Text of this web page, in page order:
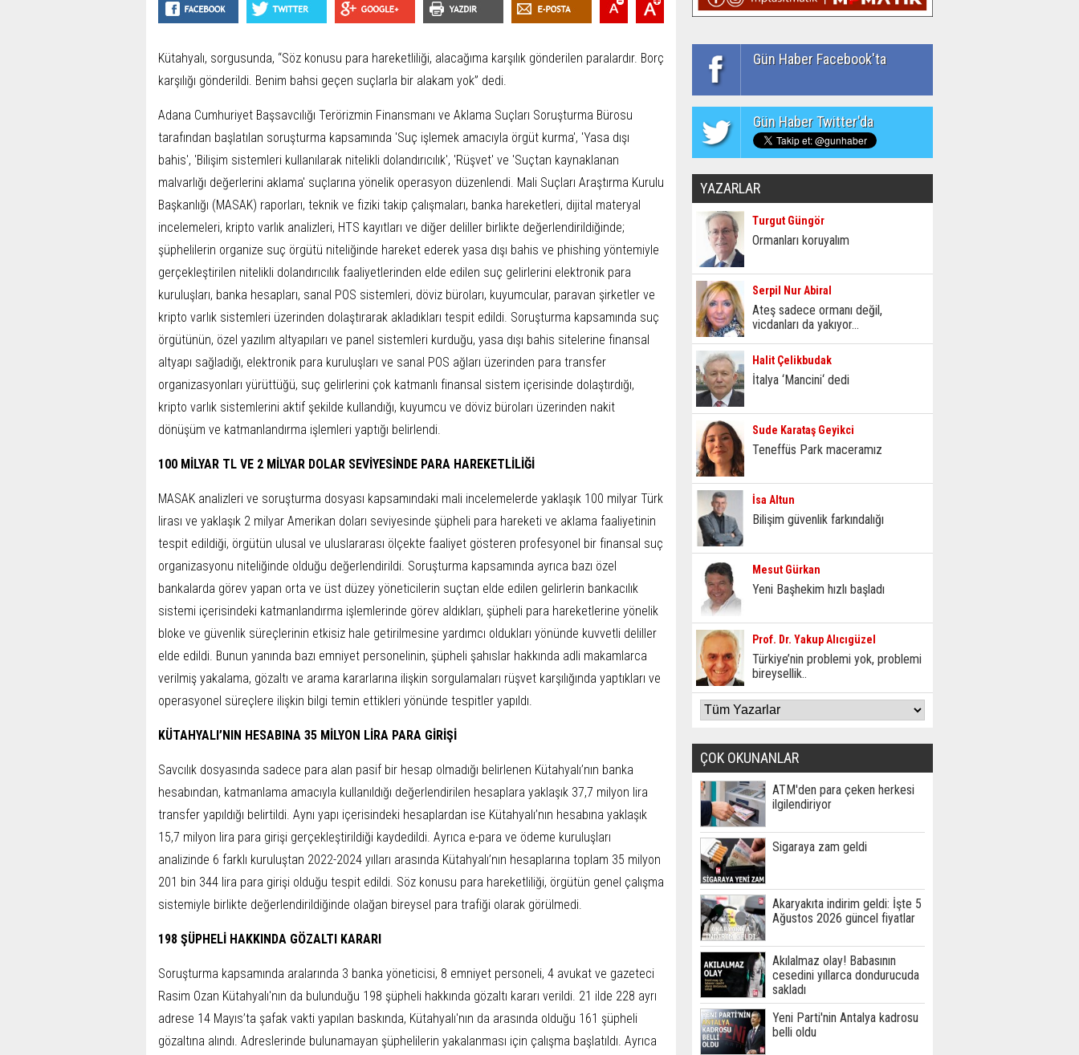
Kütahyalı, sorgusunda, “Söz konusu para hareketliliği, alacağıma karşılık gönderilen paralardır. Borç
karşılığı gönderildi. Benim bahsi geçen suçlarla bir alakam yok” dedi.
Adana Cumhuriyet Başsavcılığı Terörizmin Finansmanı ve Aklama Suçları Soruşturma Bürosu
tarafından başlatılan soruşturma kapsamında 'Suç işlemek amacıyla örgüt kurma', 'Yasa dışı
bahis', 'Bilişim sistemleri kullanılarak nitelikli dolandırıcılık', 'Rüşvet' ve 'Suçtan kaynaklanan
malvarlığı değerlerini aklama' suçlarına yönelik operasyon düzenlendi. Mali Suçları Araştırma Kurulu
Başkanlığı (MASAK) raporları, teknik ve fiziki takip çalışmaları, banka hareketleri, dijital materyal
incelemeleri, kripto varlık analizleri, HTS kayıtları ve diğer deliller birlikte değerlendirildiğinde;
şüphelilerin organize suç örgütü niteliğinde hareket ederek yasa dışı bahis ve phishing yöntemiyle
gerçekleştirilen nitelikli dolandırıcılık faaliyetlerinden elde edilen suç gelirlerini elektronik para
kuruluşları, banka hesapları, sanal POS sistemleri, döviz büroları, kuyumcular, paravan şirketler ve
kripto varlık sistemleri üzerinden dolaştırarak akladıkları tespit edildi. Soruşturma kapsamında suç
örgütünün, özel yazılım altyapıları ve panel sistemleri kurduğu, yasa dışı bahis sitelerine finansal
altyapı sağladığı, elektronik para kuruluşları ve sanal POS ağları üzerinden para transfer
organizasyonları yürüttüğü, suç gelirlerini çok katmanlı finansal sistem içerisinde dolaştırdığı,
kripto varlık sistemlerini aktif şekilde kullandığı, kuyumcu ve döviz büroları üzerinden nakit
dönüşüm ve katmanlandırma işlemleri yaptığı belirlendi.
100 MİLYAR TL VE 2 MİLYAR DOLAR SEVİYESİNDE PARA HAREKETLİLİĞİ
MASAK analizleri ve soruşturma dosyası kapsamındaki mali incelemelerde yaklaşık 100 milyar Türk
lirası ve yaklaşık 2 milyar Amerikan doları seviyesinde şüpheli para hareketi ve aklama faaliyetinin
tespit edildiği, örgütün ulusal ve uluslararası ölçekte faaliyet gösteren profesyonel bir finansal suç
organizasyonu niteliğinde olduğu değerlendirildi. Soruşturma kapsamında ayrıca bazı özel
bankalarda görev yapan orta ve üst düzey yöneticilerin suçtan elde edilen gelirlerin bankacılık
sistemi içerisindeki katmanlandırma işlemlerinde görev aldıkları, şüpheli para hareketlerine yönelik
bloke ve güvenlik süreçlerinin etkisiz hale getirilmesine yardımcı oldukları yönünde kuvvetli deliller
elde edildi. Bunun yanında bazı emniyet personelinin, şüpheli şahıslar hakkında adli makamlarca
verilmiş yakalama, gözaltı ve arama kararlarına ilişkin sorgulamaları rüşvet karşılığında yaptıkları ve
operasyonel süreçlere ilişkin bilgi temin ettikleri yönünde tespitler yapıldı.
KÜTAHYALI’NIN HESABINA 35 MİLYON LİRA PARA GİRİŞİ
Savcılık dosyasında sadece para alan pasif bir hesap olmadığı belirlenen Kütahyalı’nın banka
hesabından, katmanlama amacıyla kullanıldığı değerlendirilen hesaplara yaklaşık 37,7 milyon lira
transfer yapıldığı belirtildi. Aynı yapı içerisindeki hesaplardan ise Kütahyalı’nın hesabına yaklaşık
15,7 milyon lira para girişi gerçekleştirildiği kaydedildi. Ayrıca e-para ve ödeme kuruluşları
analizinde 6 farklı kuruluştan 2022-2024 yılları arasında Kütahyalı’nın hesaplarına toplam 35 milyon
201 bin 344 lira para girişi olduğu tespit edildi. Söz konusu para hareketliliği, örgütün genel çalışma
sistemiyle birlikte değerlendirildiğinde olağan bireysel para trafiği olarak görülmedi.
198 ŞÜPHELİ HAKKINDA GÖZALTI KARARI
Soruşturma kapsamında aralarında 3 banka yöneticisi, 8 emniyet personeli, 4 avukat ve gazeteci
Rasim Ozan Kütahyalı'nın da bulunduğu 198 şüpheli hakkında gözaltı kararı verildi. 21 ilde 228 ayrı
adrese 14 Mayıs’ta şafak vakti yapılan baskında, Kütahyalı'nın da arasında olduğu 161 şüpheli
gözaltına alındı. Adreslerinde bulunamayan şüphelilerin yakalanması için çalışma başlatıldı. Ayrıca
Gün Haber Facebook'ta
Gün Haber Twitter'da
YAZARLAR
Turgut Güngör
Ormanları koruyalım
Serpil Nur Abiral
Ateş sadece ormanı değil,
vicdanları da yakıyor...
Halit Çelikbudak
İtalya ‘Mancini‘ dedi
Sude Karataş Geyikci
Teneffüs Park maceramız
İsa Altun
Bilişim güvenlik farkındalığı
Mesut Gürkan
Yeni Başhekim hızlı başladı
Prof. Dr. Yakup Alıcıgüzel
Türkiye’nin problemi yok, problemi
bireysellik..
ÇOK OKUNANLAR
ATM'den para çeken herkesi
ilgilendiriyor
Sigaraya zam geldi
Akaryakıta indirim geldi: İşte 5
Ağustos 2026 güncel fiyatlar
Akılalmaz olay! Babasının
cesedini yıllarca dondurucuda
sakladı
Yeni Parti'nin Antalya kadrosu
belli oldu